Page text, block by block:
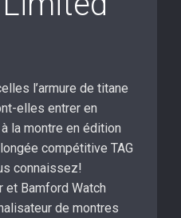
l’armure de titane
elles entrer en
la montre en édition
compétitive TAG
connaissez!
et Bamford Watch
de montres